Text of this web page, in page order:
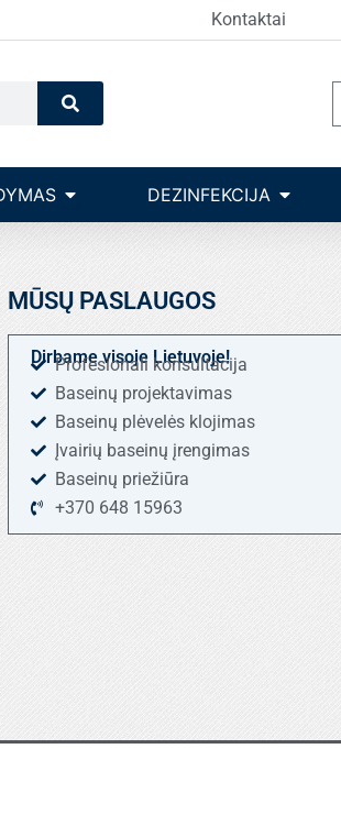
Kontaktai
Search
Open Įrangos valdymas
DEZINFEKCIJA Open
MŪSŲ PASLAUGOS
Dirbame visoje Lietuvoje!
Profesionali konsultacija
Baseinų projektavimas
Baseinų plėvelės klojimas
Įvairių baseinų įrengimas
Baseinų priežiūra
+370 648 15963